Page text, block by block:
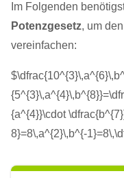
Im Folgenden
Potenzgesetz, um
vereinfachen:
{a^{4}}\cdot
8}=8\,a^{2}\,b^{-